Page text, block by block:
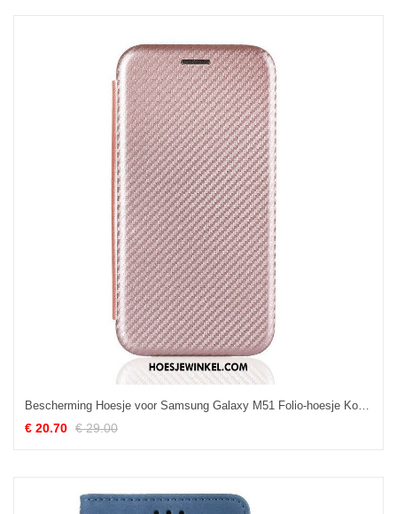
Bescherming Hoesje voor Samsung Galaxy M51 Folio-hoesje Koolstofvezel
€ 20.70 € 29.00